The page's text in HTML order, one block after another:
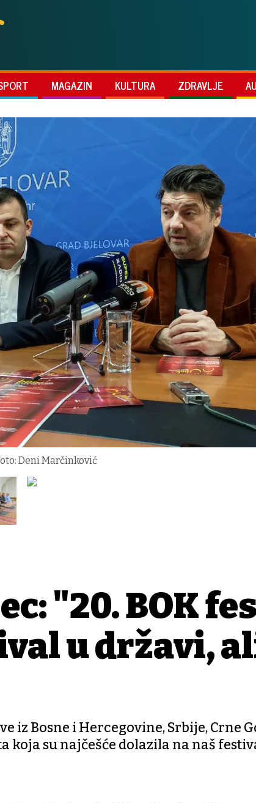
MAGAZIN KULTURA ZDRAVLJE
Deni Marčinković
"20. BOK
u državi,
iz Bosne i Hercegovine, Srbije, Crne
koja su najčešće dolazila na naš